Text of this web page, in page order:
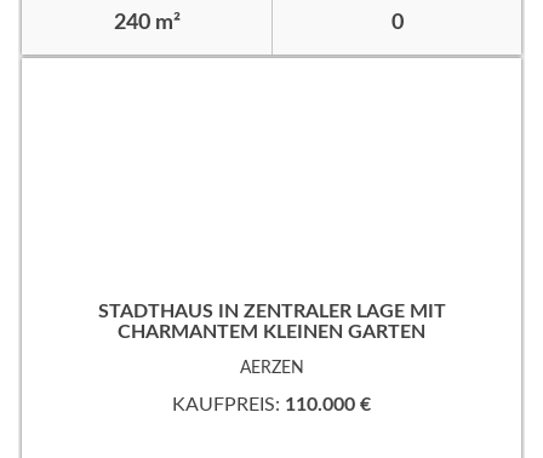
240 m² 0
STADTHAUS IN ZENTRALER LAGE MIT
CHARMANTEM KLEINEN GARTEN
AERZEN
KAUFPREIS: 110.000 €